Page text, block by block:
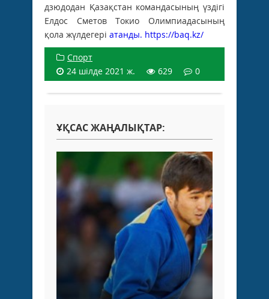
дзюдодан Қазақстан командасының үздігі
Елдос Сметов Токио Олимпиадасының
қола жүлдегері атанды. https://baq.kz/
Спорт
24 шілде 2021 ж.
629 0
ҰҚСАС ЖАҢАЛЫҚТАР: